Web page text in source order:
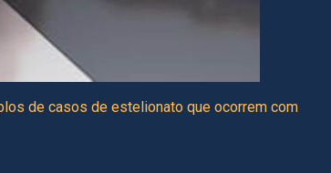
de casos de estelionato que ocorrem com